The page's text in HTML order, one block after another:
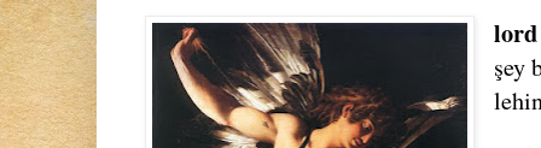
şey